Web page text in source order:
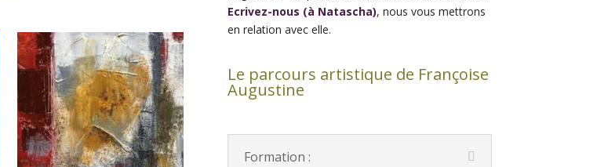
Ecrivez-nous (à Natascha), nous vous mettrons
en relation avec elle.
Le parcours artistique de Françoise
Augustine
Formation :